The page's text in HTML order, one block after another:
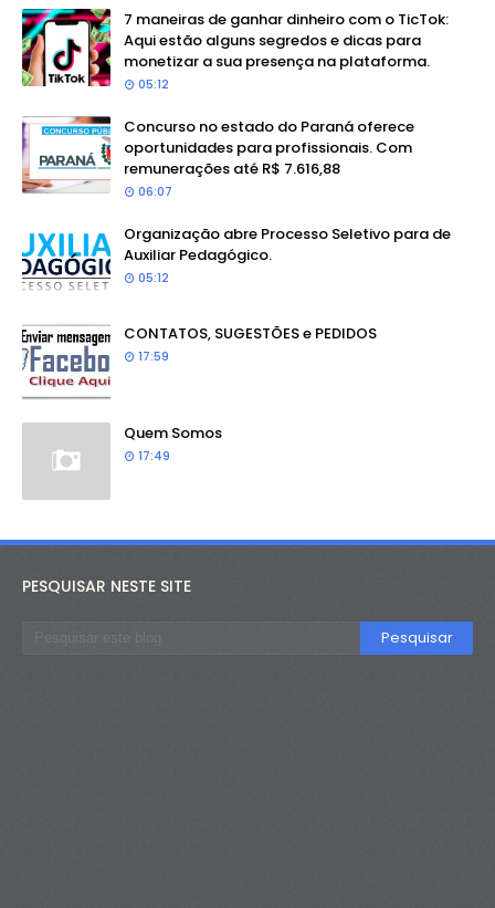
7 maneiras de ganhar dinheiro com o TicTok:
Aqui estão alguns segredos e dicas para
monetizar a sua presença na plataforma.
05:12
Concurso no estado do Paraná oferece
oportunidades para profissionais. Com
remunerações até R$ 7.616,88
06:07
Organização abre Processo Seletivo para de
Auxiliar Pedagógico.
05:12
CONTATOS, SUGESTÕES e PEDIDOS
17:59
Quem Somos
17:49
PESQUISAR NESTE SITE